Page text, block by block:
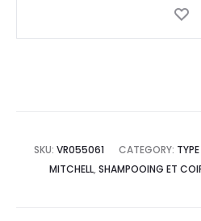
SKU: VR055061 CATEGORY:
MITCHELL, SHAMPOOING ET